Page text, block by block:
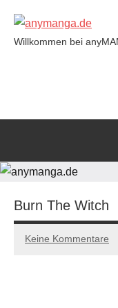
Willkommen bei
Burn The Witch
14/12/2022
Tups
Keine Kommentare